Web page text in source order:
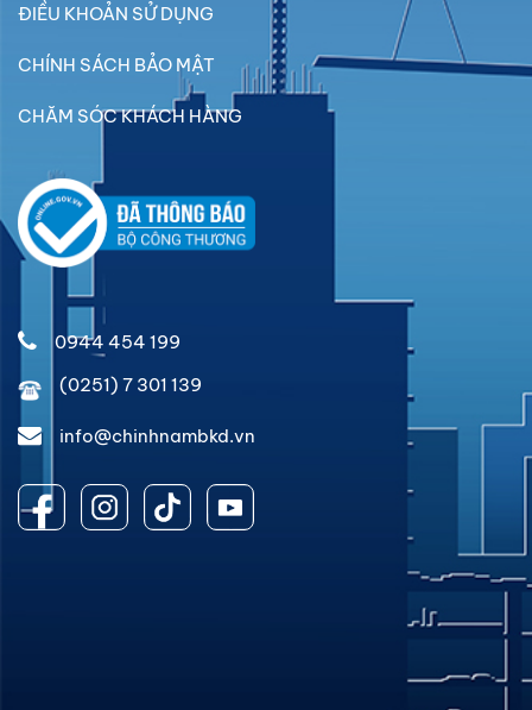
ĐIỀU KHOẢN SỬ DỤNG
CHÍNH SÁCH BẢO MẬT
CHĂM SÓC KHÁCH HÀNG
0944 454 199
(0251) 7 301 139
info@chinhnambkd.vn